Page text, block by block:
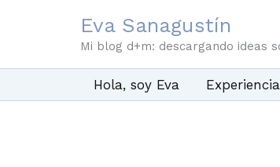
Eva Sanagustín
Mi blog d+m: descargando ideas
Hola, soy Eva